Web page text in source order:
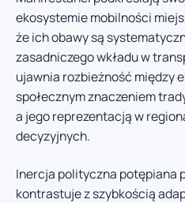
ekosystemie mobilności
że ich obawy są
zasadniczego wkładu w
ujawnia rozbieżność między
społecznym znaczeniem
a jego reprezentacją w
decyzyjnych.
Inercja polityczna potępiana
kontrastuje z szybkością